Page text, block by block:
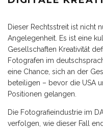
Dieser Rechtsstreit ist nicht
Angelegenheit. Es ist eine
Gesellschaften Kreativität
Fotografen im
eine Chance, sich an der
beteiligen – bevor die USA
Positionen gelangen.
Die Fotografieindustrie im
verfolgen, wie dieser Fall